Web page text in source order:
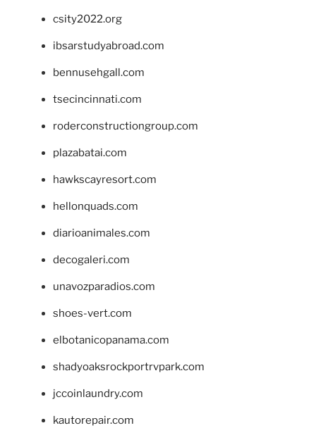
csity2022.org
ibsarstudyabroad.com
bennusehgall.com
tsecincinnati.com
roderconstructiongroup.com
plazabatai.com
hawkscayresort.com
hellonquads.com
diarioanimales.com
decogaleri.com
unavozparadios.com
shoes-vert.com
elbotanicopanama.com
shadyoaksrockportrvpark.com
jccoinlaundry.com
kautorepair.com